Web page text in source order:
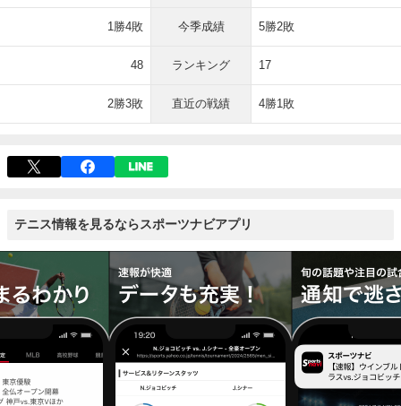
1勝4敗 今季成績 5勝2敗
48 ランキング 17
2勝3敗 直近の戦績 4勝1敗
テニス情報を見るならスポーツナビアプリ